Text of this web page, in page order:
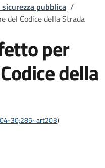
pubblica /
del Codice della Strada
per
della
30;285~art203)